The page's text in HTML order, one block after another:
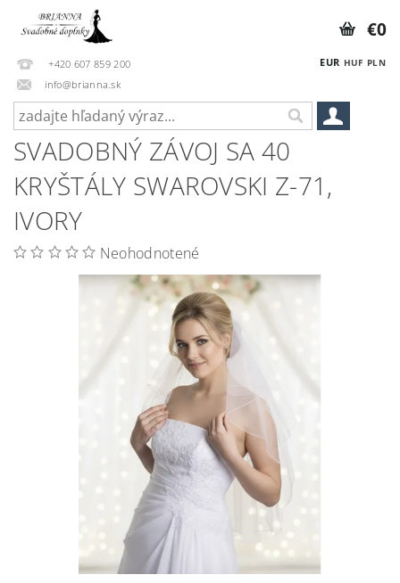
+420 607 859 200
info@brianna.sk
EUR HUF PLN
€0
SVADOBNÝ ZÁVOJ SA 40
KRYŠTÁLY SWAROVSKI Z-71,
IVORY
Neohodnotené